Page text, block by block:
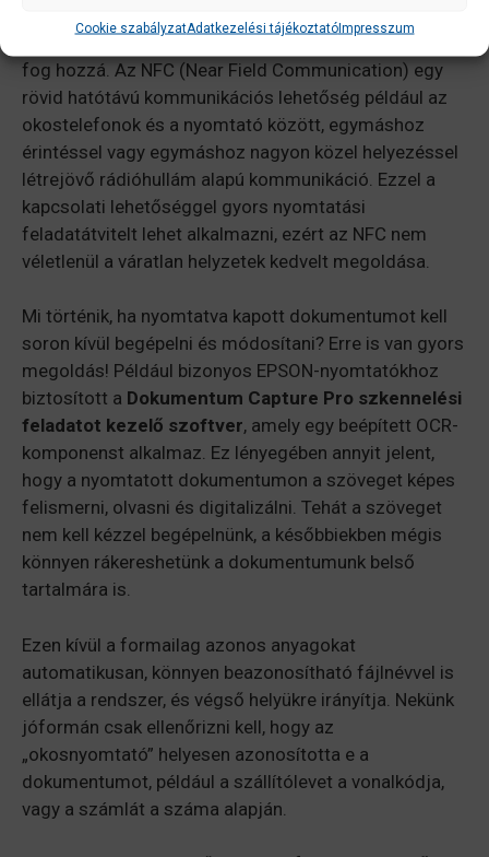
Cookie szabályzatAdatkezelési tájékoztatóImpresszum
hogy aki azNFC-funkciót kipróbálta, ragaszkodni is
fog hozzá. Az NFC (Near Field Communication) egy
rövid hatótávú kommunikációs lehetőség például az
okostelefonok és a nyomtató között, egymáshoz
érintéssel vagy egymáshoz nagyon közel helyezéssel
létrejövő rádióhullám alapú kommunikáció. Ezzel a
kapcsolati lehetőséggel gyors nyomtatási
feladatátvitelt lehet alkalmazni, ezért az NFC nem
véletlenül a váratlan helyzetek kedvelt megoldása.
Mi történik, ha nyomtatva kapott dokumentumot kell
soron kívül begépelni és módosítani? Erre is van gyors
megoldás! Például bizonyos EPSON-nyomtatókhoz
biztosított a Dokumentum Capture Pro szkennelési
feladatot kezelő szoftver, amely egy beépített OCR-
komponenst alkalmaz. Ez lényegében annyit jelent,
hogy a nyomtatott dokumentumon a szöveget képes
felismerni, olvasni és digitalizálni. Tehát a szöveget
nem kell kézzel begépelnünk, a későbbiekben mégis
könnyen rákereshetünk a dokumentumunk belső
tartalmára is.
Ezen kívül a formailag azonos anyagokat
automatikusan, könnyen beazonosítható fájlnévvel is
ellátja a rendszer, és végső helyükre irányítja. Nekünk
jóformán csak ellenőrizni kell, hogy az
„okosnyomtató” helyesen azonosította e a
dokumentumot, például a szállítólevet a vonalkódja,
vagy a számlát a száma alapján.